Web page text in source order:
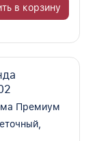
в корзину
Премиум